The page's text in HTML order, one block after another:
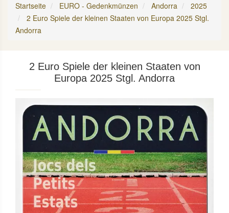
Startseite EURO - Gedenkmünzen Andorra
2025
2 Euro Spiele der kleinen Staaten von Europa 2025 Stgl.
Andorra
2 Euro Spiele der kleinen Staaten von
Europa 2025 Stgl. Andorra